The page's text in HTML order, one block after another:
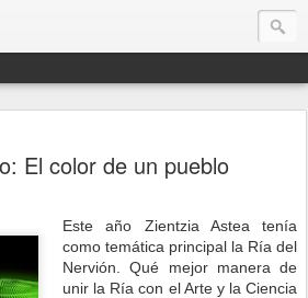
El color de un pueblo
Este año Zientzia Astea tenía
como temática principal la Ría del
Nervión. Qué mejor manera de
unir la Ría con el Arte y la Ciencia